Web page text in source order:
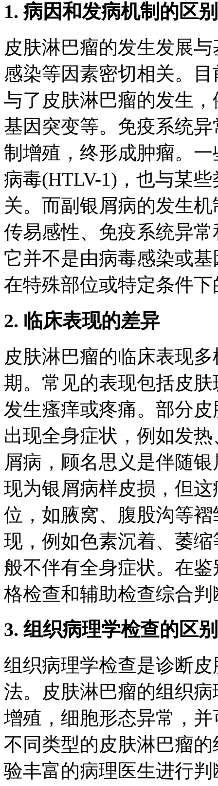
1. 病因和发病机制的区别
皮肤淋巴瘤的发生发展
感染等因素密切相关。
与了皮肤淋巴瘤的发生
基因突变等。免疫系统
制增殖，终形成肿瘤。
病毒(HTLV-1)，也与某
关。而副银屑病的发生
传易感性、免疫系统异
它并不是由病毒感染或
在特殊部位或特定条件
2. 临床表现的差异
皮肤淋巴瘤的临床表现
期。常见的表现包括皮
发生瘙痒或疼痛。部分
出现全身症状，例如发
屑病，顾名思义是伴随
现为银屑病样皮损，但
位，如腋窝、腹股沟等
现，例如色素沉着、萎
般不伴有全身症状。在
格检查和辅助检查综合判
3. 组织病理学检查的区别
组织病理学检查是诊断
法。皮肤淋巴瘤的组织
增殖，细胞形态异常，
不同类型的皮肤淋巴瘤
验丰富的病理医生进行